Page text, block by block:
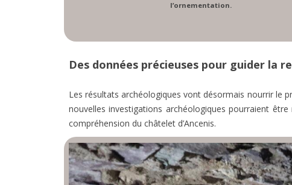
l’ornementation.
Des données précieuses pour guider la
Les résultats archéologiques vont désormais nourrir le
nouvelles investigations archéologiques pourraient
compréhension du châtelet d’Ancenis.